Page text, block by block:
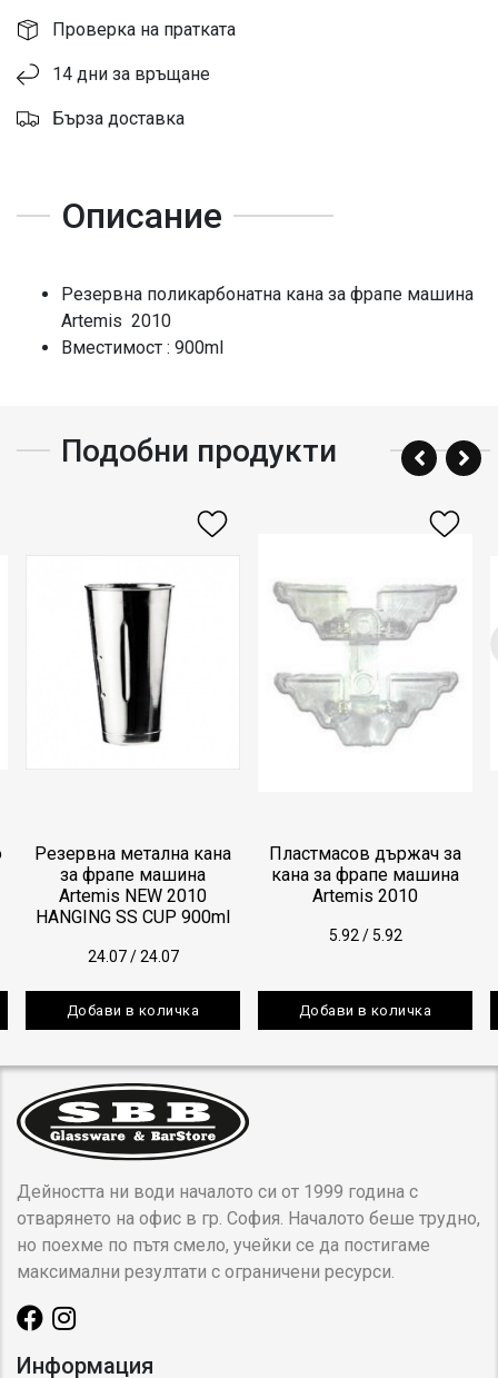
Проверка на пратката
14 дни за връщане
Бърза доставка
Описание
Резервна поликарбонатна кана за фрапе машина
Artemis 2010
Вместимост : 900ml
Подобни продукти
Резервна метална кана
за фрапе машина
Artemis NEW 2010
HANGING SS CUP 900ml
24.07 /24.07
Добави в количка
Пластмасов държач за
кана за фрапе машина
Artemis 2010
5.92 /5.92
Добави в количка
Дейността ни води началото си от 1999 година с
отварянето на офис в гр. София. Началото беше трудно,
но поехме по пътя смело, учейки се да постигаме
максимални резултати с ограничени ресурси.
Информация